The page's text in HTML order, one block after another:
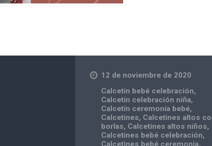
12 de noviembre de 2020
Calcetín bebé celebración,
Calcetín celebración niña,
Calcetín ceremonia bebé,
Calcetines, Calcetines altos
borlas, Calcetines altos niños,
Calcetines bebé celebración,
Calcetines bebé ceremonia,